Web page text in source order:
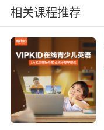
肯尼迪"不要问国
在VIPKID线上课
的Emily在模拟演
了教育神经科学
绪记忆留存率是
中的重音、停顿
英语作为情感载
语言习得效率提升
相关课程推荐